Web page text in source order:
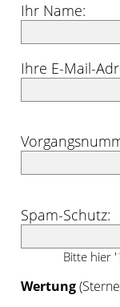
Ihr Name:
Ihre E-Mail-
Spam-Schutz:
Bitte hier '
Wertung